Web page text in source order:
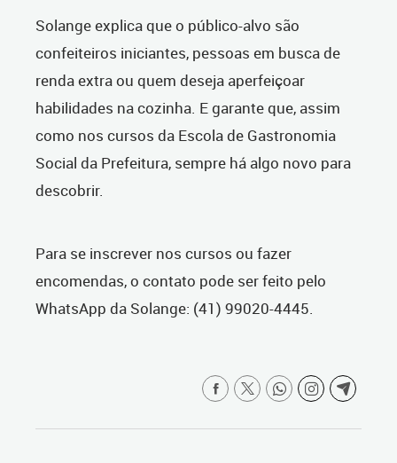
Solange explica que o público-alvo são
confeiteiros iniciantes, pessoas em busca de
renda extra ou quem deseja aperfeiçoar
habilidades na cozinha. E garante que, assim
como nos cursos da Escola de Gastronomia
Social da Prefeitura, sempre há algo novo para
descobrir.
Para se inscrever nos cursos ou fazer
encomendas, o contato pode ser feito pelo
WhatsApp da Solange: (41) 99020-4445.